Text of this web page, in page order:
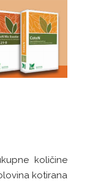
količine
kotirana